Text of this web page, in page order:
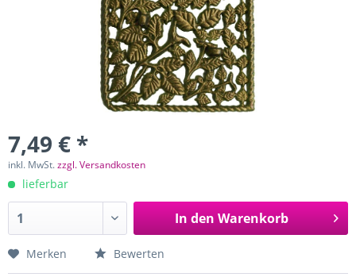
7,49 € *
inkl. MwSt.zzgl. Versandkosten
lieferbar
In den Warenkorb
Merken Bewerten